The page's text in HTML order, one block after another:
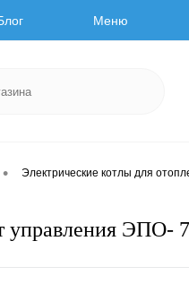
Меню
• Электрические котлы для
ЭПО-